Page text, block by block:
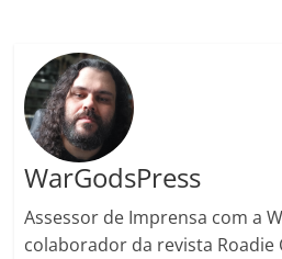
WarGodsPress
Assessor de Imprensa com a
colaborador da revista